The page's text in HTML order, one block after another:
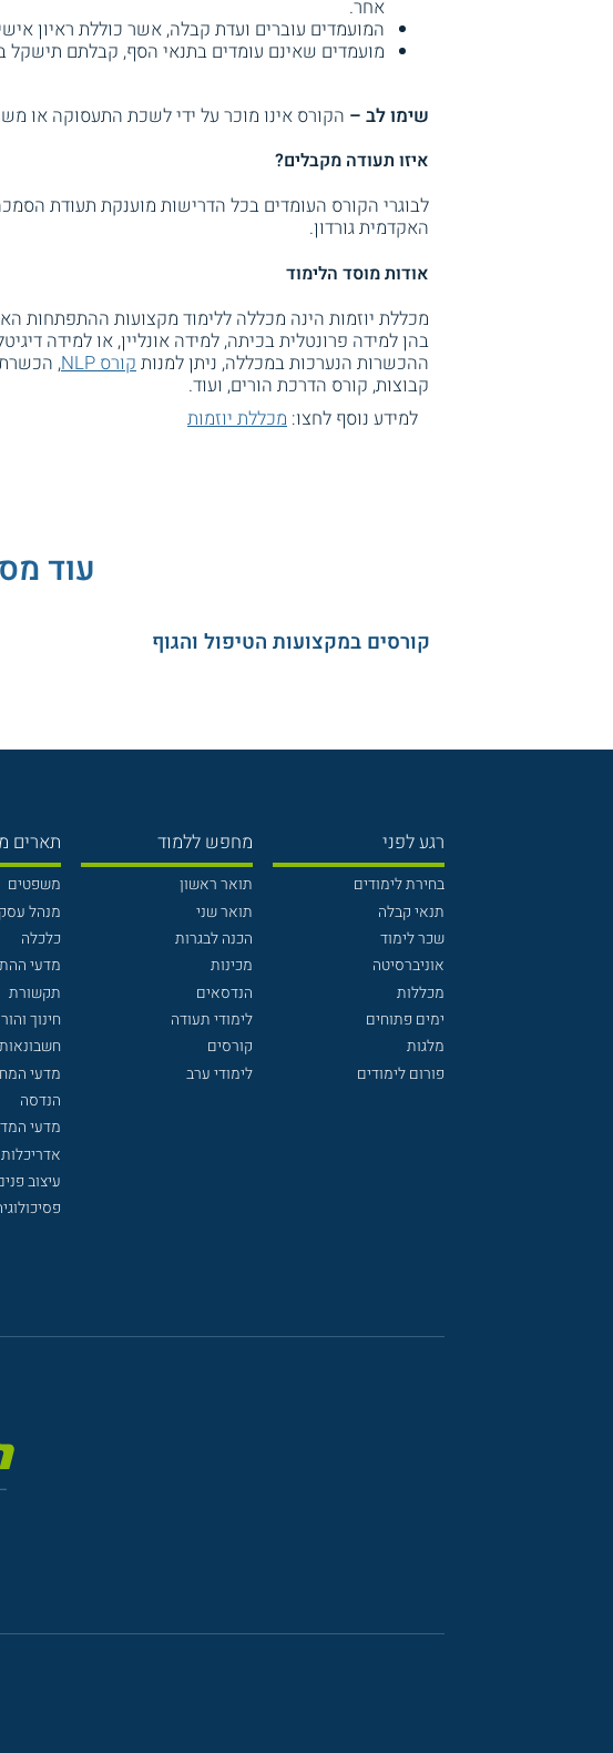
אחר.
המועמדים עוברים ועדת קבלה, אשר כוללת ראיון
מועמדים שאינם עומדים בתנאי הסף, קבלתם תישקל
שימו לב – הקורס אינו מוכר על ידי לשכת התעסוקה או
איזו תעודה מקבלים?
לבוגרי הקורס העומדים בכל הדרישות מוענקת תעודת
האקדמית גורדון.
אודות מוסד הלימוד
מכללת יוזמות הינה מכללה ללימוד מקצועות ההתפתחות
בהן למידה פרונטלית בכיתה, למידה אונליין, או למידה
ההכשרות הנערכות במכללה, ניתן למנות קורס NLP
, הכשרת
קבוצות, קורס הדרכת הורים, ועוד.
למידע נוסף לחצו: מכללת יוזמות
עוד
קורסים במקצועות הטיפול והגוף
רגע לפני
בחירת לימודים
תנאי קבלה
שכר לימוד
אוניברסיטה
מכללות
ימים פתוחים
מלגות
פורום לימודים
מחפש ללמוד
תואר ראשון
תואר שני
הכנה לבגרות
מכינות
הנדסאים
לימודי תעודה
קורסים
לימודי ערב
תארים
משפטים
מנהל
כלכלה
מדעי
תקשורת
חינוך
חשבונאות
מדעי
הנדסה
מדעי
אדריכלות
עיצוב